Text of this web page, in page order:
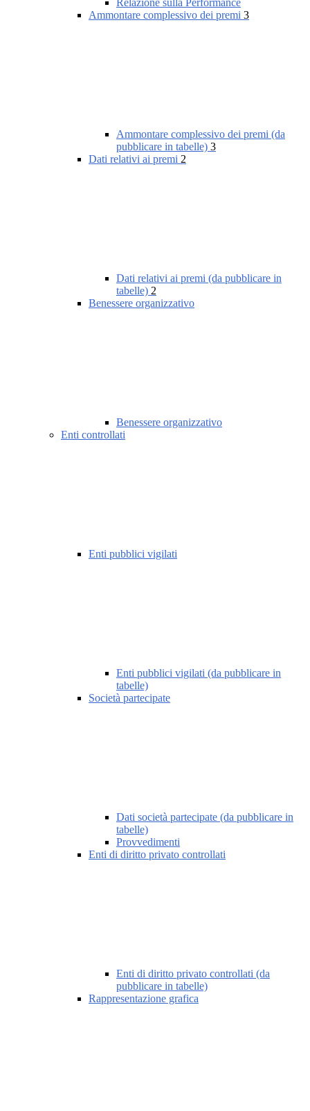
Relazione sulla Performance
Ammontare complessivo dei premi 3
Ammontare complessivo dei premi (da
pubblicare in tabelle) 3
Dati relativi ai premi 2
Dati relativi ai premi (da pubblicare in
tabelle) 2
Benessere organizzativo
Benessere organizzativo
Enti controllati
Enti pubblici vigilati
Enti pubblici vigilati (da pubblicare in
tabelle)
Società partecipate
Dati società partecipate (da pubblicare in
tabelle)
Provvedimenti
Enti di diritto privato controllati
Enti di diritto privato controllati (da
pubblicare in tabelle)
Rappresentazione grafica